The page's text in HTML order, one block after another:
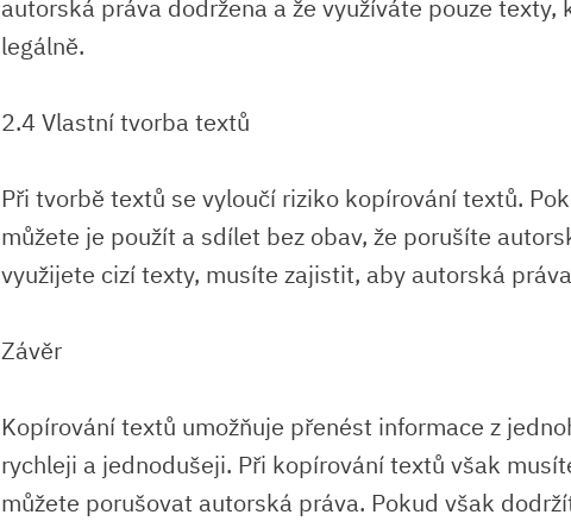
autorská práva dodržena a že využíváte pouze texty,
legálně.
2.4 Vlastní tvorba textů
Při tvorbě textů se vyloučí riziko kopírování textů.
můžete je použít a sdílet bez obav, že porušíte
využijete cizí texty, musíte zajistit, aby autorská
Závěr
Kopírování textů umožňuje přenést informace z
rychleji a jednodušeji. Při kopírování textů však
můžete porušovat autorská práva. Pokud však